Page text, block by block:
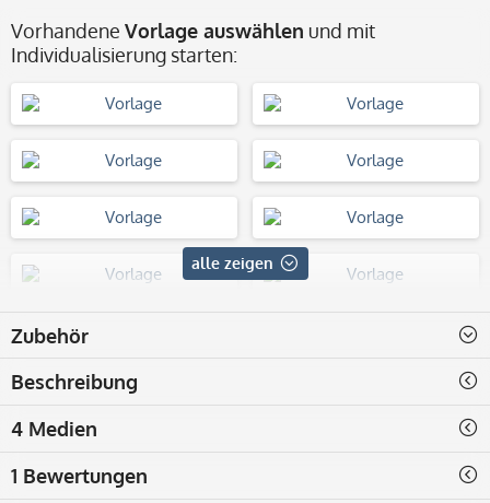
Vorhandene Vorlage auswählen und mit
Individualisierung starten:
alle zeigen
Zubehör
Beschreibung
4 Medien
1 Bewertungen